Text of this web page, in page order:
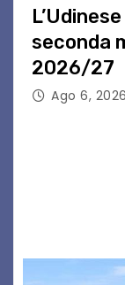
seconda
2026/27
Ago 6, 2026